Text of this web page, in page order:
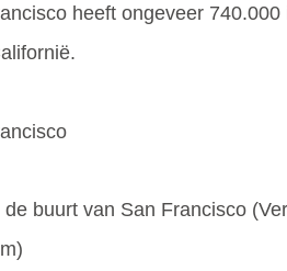
heeft ongeveer
buurt van San Francisco (